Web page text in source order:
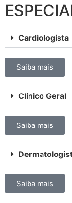
Cardiologista
Saiba mais
Clinico Geral
Saiba mais
Saiba mais